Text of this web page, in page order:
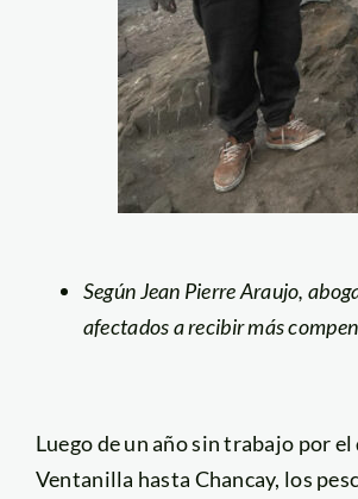
Según Jean Pierre Araujo,
afectados a recibir más
Luego de un año sin trabajo por
Ventanilla hasta Chancay, los